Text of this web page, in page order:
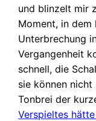
und blinzelt mir
Moment, in
Unterbrechung
Vergangenheit
schnell, die
sie können
Tonbrei der
Verspieltes